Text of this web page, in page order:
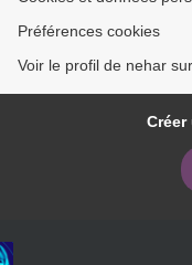
Préférences cookies
Voir le profil de nehar